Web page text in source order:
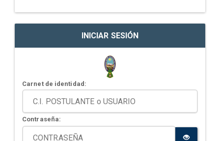
INICIAR SESIÓN
Carnet de identidad:
Contraseña: